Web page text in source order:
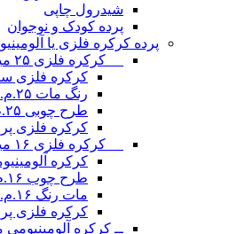
شیدرول چاپی
پرده کودک و نوجوان
پرده کرکره فلزی یا
__ کرکره فلزی ۲۵ میلیمتری
کرکره فلزی ساده
رنگ مات ۲۵.م.م
طرح چوبی ۲۵.م.م
کرکره فلزی پرفراژ
__ کرکره فلزی ۱۶ میلیمتری
کرکره آلومینیومی ۱۶.م.م
طرح چوب ۱۶.م.م
مات رنگ ۱۶.م.م
کرکره فلزی پرفراژ
ــ کرکره